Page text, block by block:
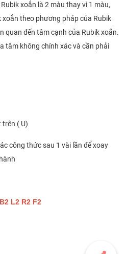
xoắn là 2 màu thay vì 1 màu,
xoắn theo phương pháp của Rubik
quan đến tâm cạnh của Rubik xoắn.
tâm không chính xác và cần phải
( U)
công thức sau 1 vài lần để xoay
L2 R2 F2